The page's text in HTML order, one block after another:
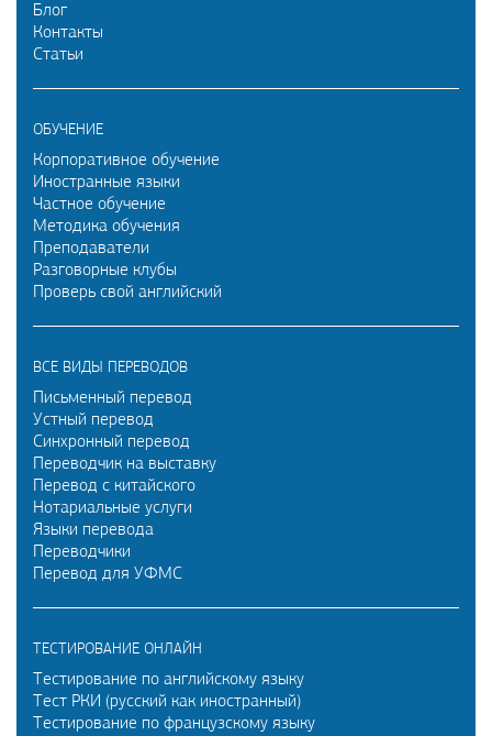
Блог
Контакты
Статьи
ОБУЧЕНИЕ
Корпоративное обучение
Иностранные языки
Частное обучение
Методика обучения
Преподаватели
Разговорные клубы
Проверь свой английский
ВСЕ ВИДЫ ПЕРЕВОДОВ
Письменный перевод
Устный перевод
Синхронный перевод
Переводчик на выставку
Перевод с китайского
Нотариальные услуги
Языки перевода
Переводчики
Перевод для УФМС
ТЕСТИРОВАНИЕ ОНЛАЙН
Тестирование по английскому языку
Тест РКИ (русский как иностранный)
Тестирование по французскому языку